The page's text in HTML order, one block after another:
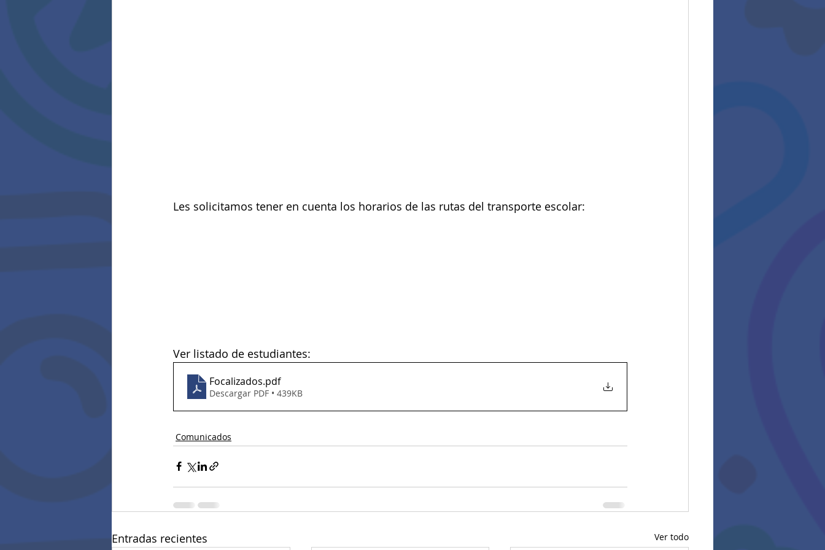
Les solicitamos tener en cuenta los horarios de las rutas del transporte escolar:
Ver listado de estudiantes:
Focalizados.pdf
Descargar PDF • 439KB
Comunicados
Entradas recientes Ver todo